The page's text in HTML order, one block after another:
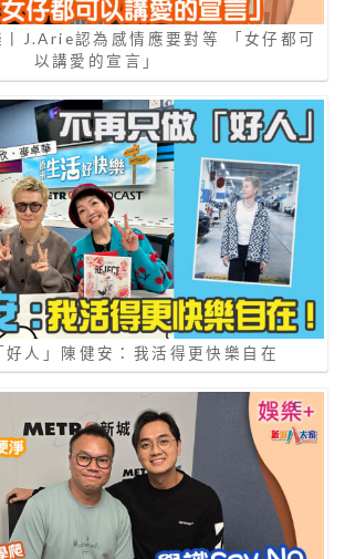
丨J.Arie認為感情應要對等 「女仔都可
以講愛的宣言」
好人」陳健安：我活得更快樂自在